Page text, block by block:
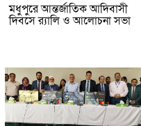
মধুপুরে আন্তর্জাতিক আদিবাসী
দিবসে র‍্যালি ও আলোচনা সভা